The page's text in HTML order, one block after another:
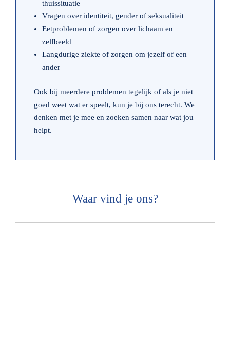
thuissituatie
Vragen over identiteit, gender of seksualiteit
Eetproblemen of zorgen over lichaam en
zelfbeeld
Langdurige ziekte of zorgen om jezelf of een
ander
Ook bij meerdere problemen tegelijk of als je niet
goed weet wat er speelt, kun je bij ons terecht. We
denken met je mee en zoeken samen naar wat jou
helpt.
Waar vind je ons?